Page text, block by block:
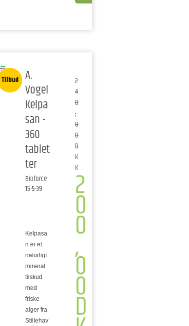
Tilbud A.
Vogel
Kelpa
san -
360
tablet
ter
Bioforce
15-5-39
Kelpasa
n er et
naturligt
mineral
tilskud
med
friske
alger fra
Stillehav
2
4
0
,
0
0
D
K
K2
0
0
,
0
0
D